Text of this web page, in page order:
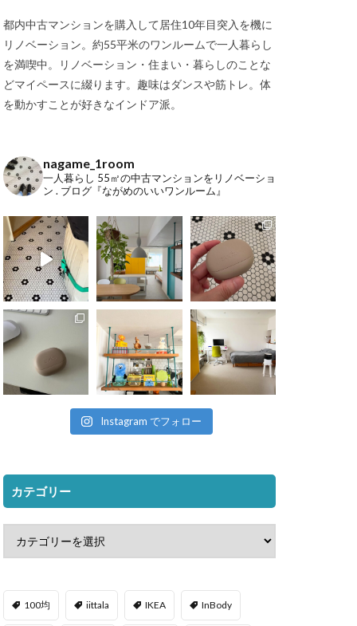
都内中古マンションを購入して居住10年目突入を機に
リノベーション。約55平米のワンルームで一人暮らし
を満喫中。リノベーション・住まい・暮らしのことな
どマイペースに綴ります。趣味はダンスや筋トレ。体
を動かすことが好きなインドア派。
nagame_1room
一人暮らし 55㎡の中古マンションをリノベーショ
ン . ブログ『ながめのいいワンルーム』
Instagram でフォロー
カテゴリー
100均 iittala IKEA InBody